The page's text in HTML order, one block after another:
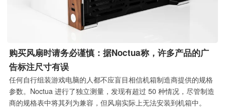
购买风扇时请务必谨慎：据Noctua称，许多产品的广
告标注尺寸有误
任何自行组装游戏电脑的人都不应盲目相信机箱制造商提供的规格
参数。Noctua 进行了独立测量，发现有超过 50 种情况，尽管制造
商的规格表中将其列为兼容，但风扇实际上无法安装到机箱中。